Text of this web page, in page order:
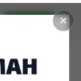
✕
Установить